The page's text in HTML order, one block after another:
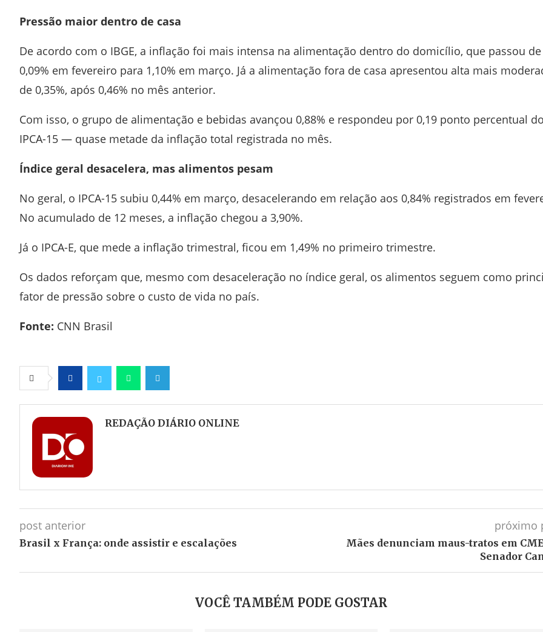
Pressão maior dentro de casa
De acordo com o IBGE, a inflação foi mais intensa na alimentação dentro do domicílio, que passou de
0,09% em fevereiro para 1,10% em março. Já a alimentação fora de casa apresentou alta mais
de 0,35%, após 0,46% no mês anterior.
Com isso, o grupo de alimentação e bebidas avançou 0,88% e respondeu por 0,19 ponto percentual do
IPCA-15 — quase metade da inflação total registrada no mês.
Índice geral desacelera, mas alimentos pesam
No geral, o IPCA-15 subiu 0,44% em março, desacelerando em relação aos 0,84% registrados em
No acumulado de 12 meses, a inflação chegou a 3,90%.
Já o IPCA-E, que mede a inflação trimestral, ficou em 1,49% no primeiro trimestre.
Os dados reforçam que, mesmo com desaceleração no índice geral, os alimentos seguem como
fator de pressão sobre o custo de vida no país.
Fonte: CNN Brasil
FacebookTwitter WhatsappTelegram
REDAÇÃO DIÁRIO ONLINE
post anterior
Brasil x França: onde assistir e escalações
próximo
Mães denunciam maus-tratos em
Senador
VOCÊ TAMBÉM PODE GOSTAR